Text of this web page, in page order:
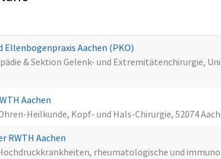
Ellenbogenpraxis Aachen (PKO)
& Sektion Gelenk- und Extremitätenchirurgie,
Aachen
Heilkunde, Kopf- und Hals-Chirurgie, 52074
RWTH Aachen
rheumatologische und